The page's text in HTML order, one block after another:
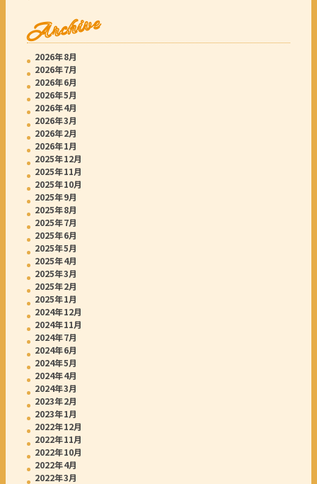
Archive
2026年8月
2026年7月
2026年6月
2026年5月
2026年4月
2026年3月
2026年2月
2026年1月
2025年12月
2025年11月
2025年10月
2025年9月
2025年8月
2025年7月
2025年6月
2025年5月
2025年4月
2025年3月
2025年2月
2025年1月
2024年12月
2024年11月
2024年7月
2024年6月
2024年5月
2024年4月
2024年3月
2023年2月
2023年1月
2022年12月
2022年11月
2022年10月
2022年4月
2022年3月